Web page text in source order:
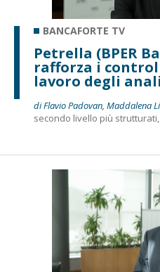
BANCAFORTE TV
Petrella (BPER
rafforza i
lavoro degli
di Flavio Padovan, Maddalena
secondo livello più